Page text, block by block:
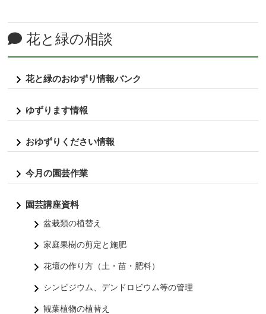
花と緑の相談
花と緑のおゆずり情報バンク
ゆずります情報
おゆずりください情報
今月の園芸作業
園芸講座資料
盆栽類の植替え
家庭果樹の剪定と施肥
花壇の作り方（土・苗・肥料）
シンビジウム、デンドロビウム等の管理
観葉植物の植替え